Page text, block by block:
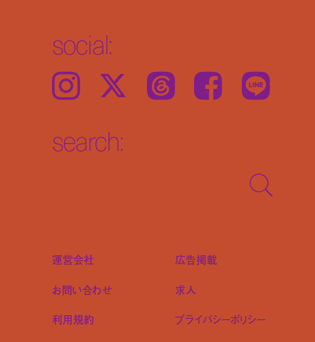
social:
Instagram 𝕏 Threads Facebook LINE
search:
運営会社
広告掲載
お問い合わせ
求人
利用規約 プライバシーポリシー